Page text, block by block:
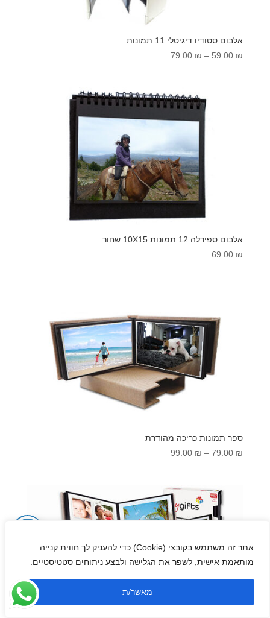
אתר זה משתמש בקובצי (Cookie) כדי להעניק לך חווית קנייה
מותאמת אישית, לשפר את הגלישה ולבצע ניתוחים סטטיסטיים.
מאשר/ת
אלבום סטודיו דיגיטלי 11 תמונות
59.00 ₪
–
79.00 ₪
טווח
עד
⁦79.00 ₪⁩
אלבום ספירלה 12 תמונות 10X15 שחור
69.00 ₪
ספר תמונות כריכה מהודרת
79.00 ₪
–
99.00 ₪
טווח
עד
⁦99.00 ₪⁩